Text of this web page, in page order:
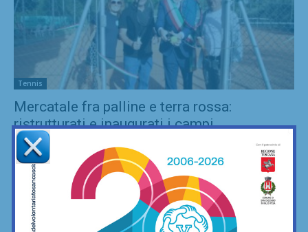
Tennis
Mercatale fra palline e terra rossa:
ristrutturati e inaugurati i campi...
30/06/2022
Con un accordo fra l'F.C. Mercatale e Gianni Sermattei, è stato
ristrutturato (e finalmente inaugurato) il circolo Tennis Club
Mercatale 13 maggio 2022